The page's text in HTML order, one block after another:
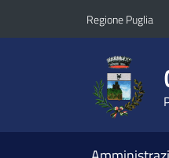
Regione Puglia